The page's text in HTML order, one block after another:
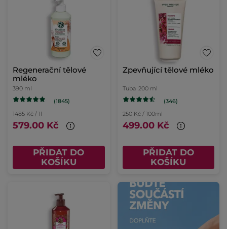
Regenerační tělové
mléko
390 ml
(1845)
1485 Kč / 1l
579.00 Kč
PŘIDAT DO
KOŠÍKU
Zpevňující tělové mléko
Tuba 200 ml
(346)
250 Kč / 100ml
499.00 Kč
PŘIDAT DO
KOŠÍKU